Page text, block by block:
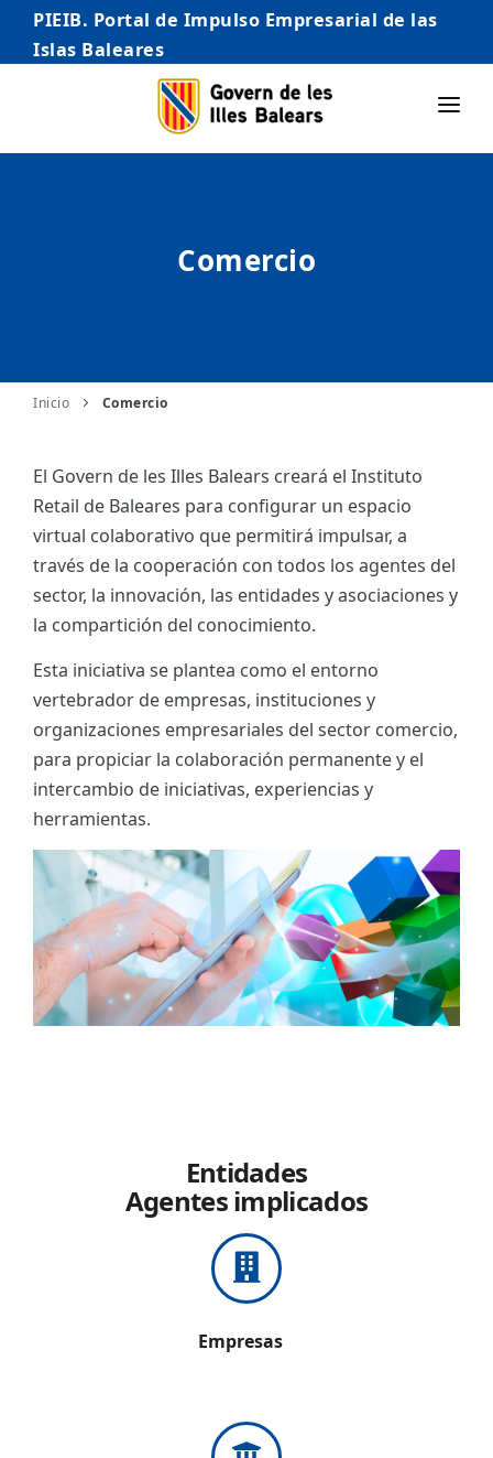
PIEIB. Portal de Impulso Empresarial de las
Islas Baleares
INICIO
AUTÓNOMO/AUTÓNOMA
INTERNACIONALIZACIÓN
ES
Comercio
Inicio Comercio
El Govern de les Illes Balears creará el Instituto
Retail de Baleares para configurar un espacio
virtual colaborativo que permitirá impulsar, a
través de la cooperación con todos los agentes del
sector, la innovación, las entidades y asociaciones y
la compartición del conocimiento.
Esta iniciativa se plantea como el entorno
vertebrador de empresas, instituciones y
organizaciones empresariales del sector comercio,
para propiciar la colaboración permanente y el
intercambio de iniciativas, experiencias y
herramientas.
Entidades
Agentes implicados
Empresas